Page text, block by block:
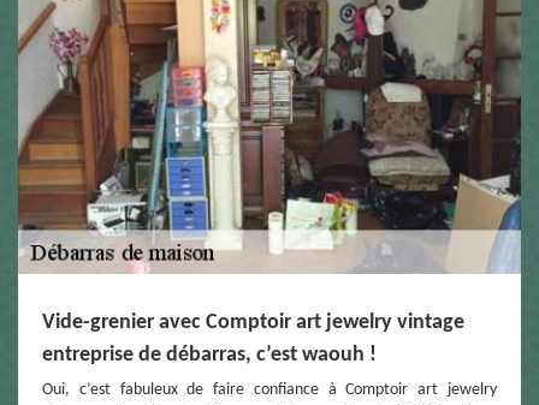
Vide-grenier avec Comptoir art jewelry vintage
entreprise de débarras, c’est waouh !
Oui, c’est fabuleux de faire confiance à Comptoir art jewelry